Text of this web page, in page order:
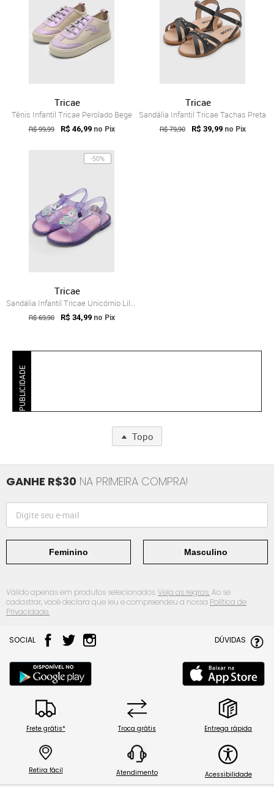
Tricae
Tênis Infantil Tricae Perolado Bege
R$ 99,99 R$ 46,99 no Pix
Tricae
Sandália Infantil Tricae Tachas Preta
R$ 79,90 R$ 39,99 no Pix
-50%
Tricae
Sandália Infantil Tricae Unicórnio Lilás
R$ 69,90 R$ 34,99 no Pix
PUBLICIDADE
Topo
GANHE R$30 NA PRIMEIRA COMPRA!
Feminino Masculino
Válido apenas em produtos selecionados.Veja as regras.Ao se
cadastrar, você declara que leu e compreendeu a nossa Política de
Privacidade.
SOCIAL DÚVIDAS
Frete grátis* Troca grátis Entrega rápida
Retira fácil Atendimento Acessibilidade